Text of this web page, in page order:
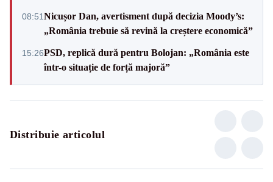
08:51Nicușor Dan, avertisment după decizia Moody’s:
„România trebuie să revină la creștere economică”
15:26PSD, replică dură pentru Bolojan: „România este
într-o situație de forță majoră”
Distribuie articolul